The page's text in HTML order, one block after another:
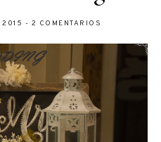
2015 - 2 COMENTARIOS